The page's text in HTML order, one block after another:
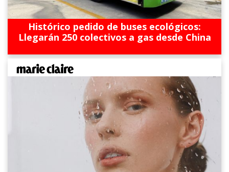
Histórico pedido de buses ecológicos:
Llegarán 250 colectivos a gas desde China